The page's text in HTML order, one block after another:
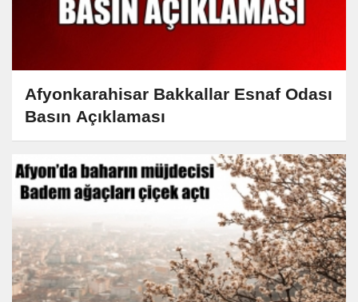
Afyonkarahisar Bakkallar Esnaf Odası
Basın Açıklaması